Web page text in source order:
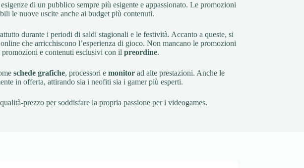
di un pubblico sempre più esigente e appassionato. Le promozioni
le nuove uscite anche ai budget più contenuti.
durante i periodi di saldi stagionali e le festività. Accanto a queste, si
che arricchiscono l’esperienza di gioco. Non mancano le promozioni
e contenuti esclusivi con il preordine.
schede grafiche, processori emonitorad alte prestazioni. Anche le
in offerta, attirando sia i neofiti sia i gamer più esperti.
prezzo per soddisfare la propria passione per i videogames.